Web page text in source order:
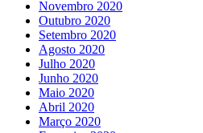
Novembro 2020
Outubro 2020
Setembro 2020
Agosto 2020
Julho 2020
Junho 2020
Maio 2020
Abril 2020
Março 2020